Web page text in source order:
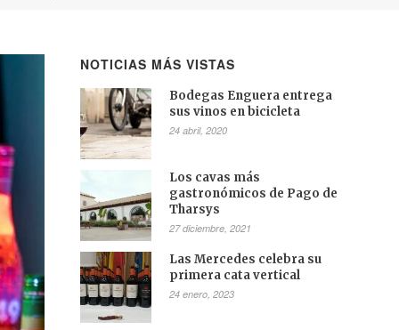
NOTICIAS MÁS VISTAS
Bodegas Enguera entrega
sus vinos en bicicleta
24 abril, 2020
Los cavas más
gastronómicos de Pago de
Tharsys
27 diciembre, 2021
Las Mercedes celebra su
primera cata vertical
24 enero, 2023